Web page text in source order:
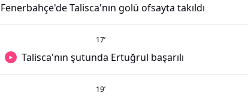
Fenerbahçe'de Talisca'nın golü ofsayta takıldı
17’
Talisca'nın şutunda Ertuğrul başarılı
19’